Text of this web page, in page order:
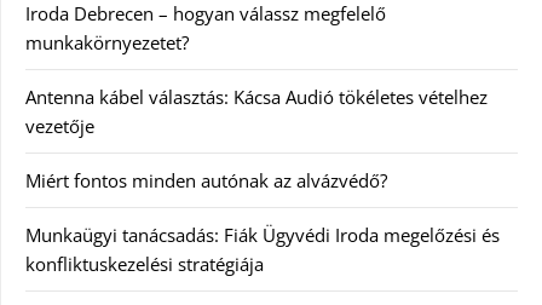
Iroda Debrecen – hogyan válassz megfelelő
munkakörnyezetet?
Antenna kábel választás: Kácsa Audió tökéletes vételhez
vezetője
Miért fontos minden autónak az alvázvédő?
Munkaügyi tanácsadás: Fiák Ügyvédi Iroda megelőzési és
konfliktuskezelési stratégiája